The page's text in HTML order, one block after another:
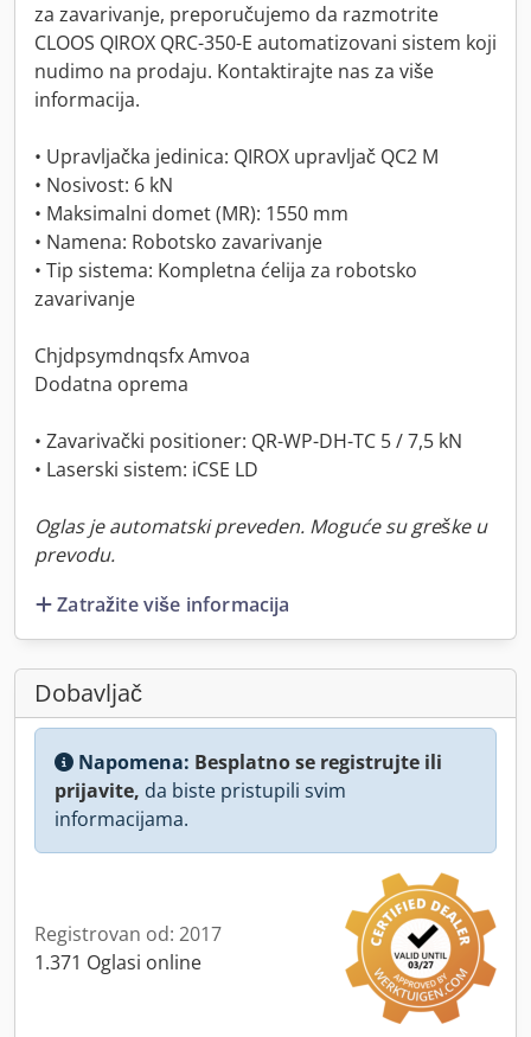
za zavarivanje, preporučujemo da razmotrite
CLOOS QIROX QRC-350-E automatizovani sistem koji
nudimo na prodaju. Kontaktirajte nas za više
informacija.
• Upravljačka jedinica: QIROX upravljač QC2 M
• Nosivost: 6 kN
• Maksimalni domet (MR): 1550 mm
• Namena: Robotsko zavarivanje
• Tip sistema: Kompletna ćelija za robotsko
zavarivanje
Chjdpsymdnqsfx Amvoa
Dodatna oprema
• Zavarivački positioner: QR-WP-DH-TC 5 / 7,5 kN
• Laserski sistem: iCSE LD
Oglas je automatski preveden. Moguće su greške u
prevodu.
Zatražite više informacija
Dobavljač
Napomena: Besplatno se registrujte ili
prijavite, da biste pristupili svim
informacijama.
Registrovan od: 2017
1.371 Oglasi online